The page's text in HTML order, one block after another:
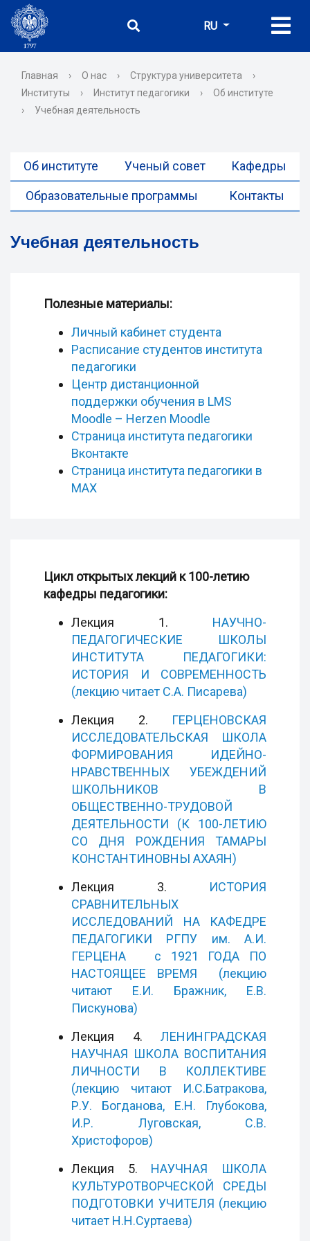
RU
Главная › О нас › Структура университета
›
Институты
› Институт педагогики ›
Об институте
›
Учебная деятельность
Об институте Ученый совет Кафедры
Образовательные программы Контакты
Учебная деятельность
Полезные материалы:
Личный кабинет студента
Расписание студентов института
педагогики
Центр дистанционной
поддержки обучения в LMS
Moodle – Herzen Moodle
Страница института педагогики
Вконтакте
Страница института педагогики в
MAX
Цикл открытых лекций к 100-летию
кафедры педагогики:
Лекция 1. НАУЧНО-
ПЕДАГОГИЧЕСКИЕ ШКОЛЫ
ИНСТИТУТА ПЕДАГОГИКИ:
ИСТОРИЯ И СОВРЕМЕННОСТЬ
(лекцию читает С.А. Писарева)
Лекция 2. ГЕРЦЕНОВСКАЯ
ИССЛЕДОВАТЕЛЬСКАЯ ШКОЛА
ФОРМИРОВАНИЯ ИДЕЙНО-
НРАВСТВЕННЫХ УБЕЖДЕНИЙ
ШКОЛЬНИКОВ В
ОБЩЕСТВЕННО-ТРУДОВОЙ
ДЕЯТЕЛЬНОСТИ (К 100-ЛЕТИЮ
СО ДНЯ РОЖДЕНИЯ ТАМАРЫ
КОНСТАНТИНОВНЫ АХАЯН)
Лекция 3. ИСТОРИЯ
СРАВНИТЕЛЬНЫХ
ИССЛЕДОВАНИЙ НА КАФЕДРЕ
ПЕДАГОГИКИ РГПУ им. А.И.
ГЕРЦЕНА с 1921 ГОДА ПО
НАСТОЯЩЕЕ ВРЕМЯ (лекцию
читают Е.И. Бражник, Е.В.
Пискунова)
Лекция 4. ЛЕНИНГРАДСКАЯ
НАУЧНАЯ ШКОЛА ВОСПИТАНИЯ
ЛИЧНОСТИ В КОЛЛЕКТИВЕ
(лекцию читают И.С.Батракова,
Р.У. Богданова, Е.Н. Глубокова,
И.Р. Луговская, С.В.
Христофоров)
Лекция 5. НАУЧНАЯ ШКОЛА
КУЛЬТУРОТВОРЧЕСКОЙ СРЕДЫ
ПОДГОТОВКИ УЧИТЕЛЯ (лекцию
читает Н.Н.Суртаева)